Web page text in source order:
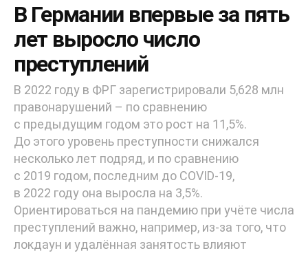
В Германии впервые за пять
лет выросло число
преступлений
В 2022 году в ФРГ зарегистрировали 5,628 млн
правонарушений – по сравнению
с предыдущим годом это рост на 11,5%.
До этого уровень преступности снижался
несколько лет подряд, и по сравнению
с 2019 годом, последним до COVID-19,
в 2022 году она выросла на 3,5%.
Ориентироваться на пандемию при учёте числа
преступлений важно, например, из-за того, что
локдаун и удалённая занятость влияют